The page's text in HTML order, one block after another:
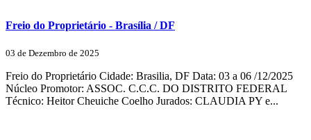
Freio do Proprietário - Brasília / DF
03 de Dezembro de 2025
Freio do Proprietário Cidade: Brasilia, DF Data: 03 a 06 /12/2025
Núcleo Promotor: ASSOC. C.C.C. DO DISTRITO FEDERAL
Técnico: Heitor Cheuiche Coelho Jurados: CLAUDIA PY e...